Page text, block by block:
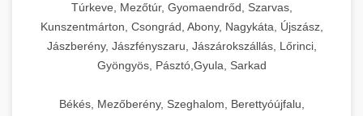
Túrkeve, Mezőtúr, Gyomaendrőd, Szarvas,
Kunszentmárton, Csongrád, Abony, Nagykáta, Újszász,
Jászberény, Jászfényszaru, Jászárokszállás, Lőrinci,
Gyöngyös, Pásztó,Gyula, Sarkad
Békés, Mezőberény, Szeghalom, Berettyóújfalu,